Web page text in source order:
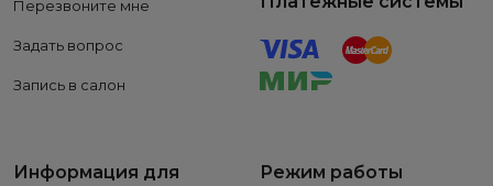
Перезвоните мне
Задать вопрос
Запись в салон
Информация для
Режим работы